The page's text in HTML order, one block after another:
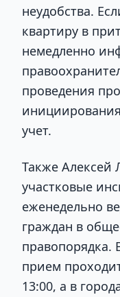
неудобства.
квартиру в
немедленно
проведения
учет.
Также Алексей
участковые
еженедельно
граждан в
правопорядка.
прием
13:00, а в